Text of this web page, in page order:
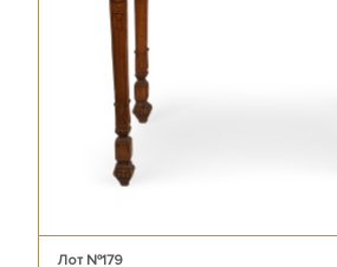
Лот №179